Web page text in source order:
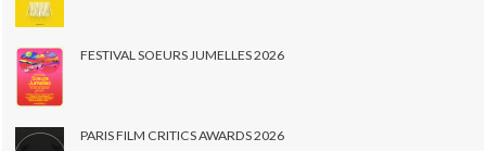
FESTIVAL SOEURS JUMELLES 2026
PARIS FILM CRITICS AWARDS 2026